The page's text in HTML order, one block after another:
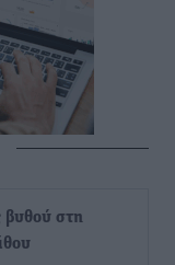
βυθού στη